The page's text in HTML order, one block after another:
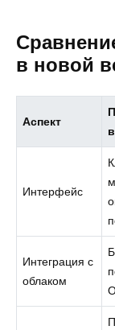
в новой
Аспект
Интерфейс
Интеграция с
облаком